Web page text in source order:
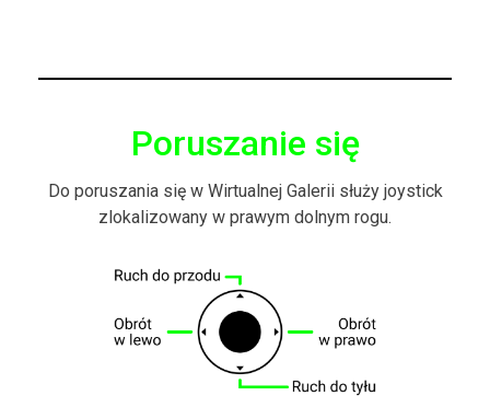
Poruszanie się
Do poruszania się w Wirtualnej Galerii służy joystick
zlokalizowany w prawym dolnym rogu.